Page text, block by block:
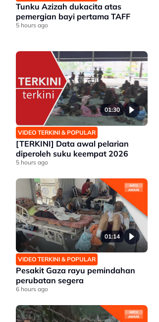
Tunku Azizah dukacita atas
pemergian bayi pertama TAFF
5 hours ago
01:30
VIDEO TERKINI & POPULAR
[TERKINI] Data awal pelarian
diperoleh suku keempat 2026
5 hours ago
01:14
VIDEO TERKINI & POPULAR
Pesakit Gaza rayu pemindahan
perubatan segera
6 hours ago